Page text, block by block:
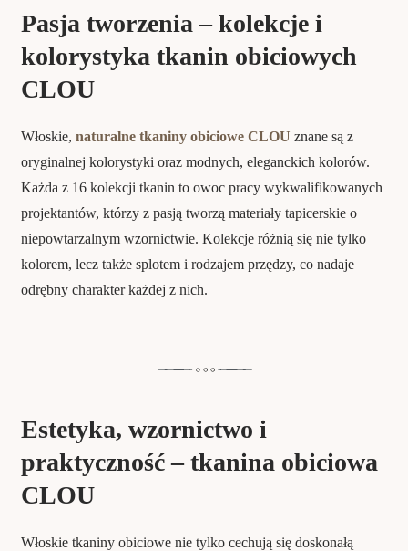
Pasja tworzenia – kolekcje i
kolorystyka tkanin obiciowych
CLOU
Włoskie, naturalne tkaniny obiciowe CLOU znane są z
oryginalnej kolorystyki oraz modnych, eleganckich kolorów.
Każda z 16 kolekcji tkanin to owoc pracy wykwalifikowanych
projektantów, którzy z pasją tworzą materiały tapicerskie o
niepowtarzalnym wzornictwie. Kolekcje różnią się nie tylko
kolorem, lecz także splotem i rodzajem przędzy, co nadaje
odrębny charakter każdej z nich.
Estetyka, wzornictwo i
praktyczność – tkanina obiciowa
CLOU
Włoskie tkaniny obiciowe nie tylko cechują się doskonałą